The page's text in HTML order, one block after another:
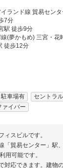
ランド線 貿易セン
7分
駅 徒歩9分
(夢かもめ) 三宮・花
徒歩12分
駐車場有 セントラ
ァイバー
ィスビルです。
「貿易センター」駅
用可能です。
対応できます。建物